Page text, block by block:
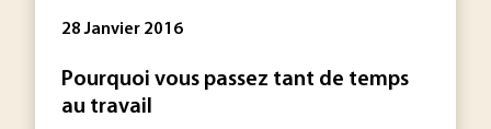
28 Janvier 2016
Pourquoi vous passez tant de temps
au travail